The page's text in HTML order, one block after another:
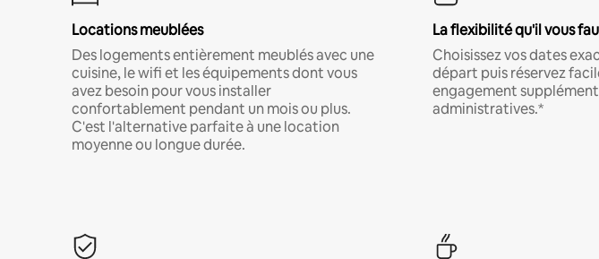
Locations meublées
Des logements entièrement meublés avec une
cuisine, le wifi et les équipements dont vous
avez besoin pour vous installer
confortablement pendant un mois ou plus.
C'est l'alternative parfaite à une location
moyenne ou longue durée.
La flexibilité qu'il vous
Choisissez vos dates
départ puis réservez
engagement
administratives.*